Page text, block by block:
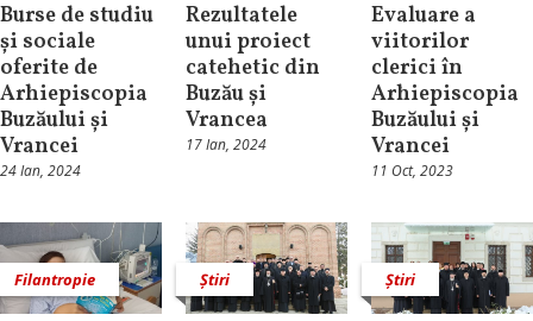
Burse de studiu
și sociale
oferite de
Arhiepiscopia
Buzăului și
Vrancei
24 Ian, 2024
Rezultatele
unui proiect
catehetic din
Buzău și
Vrancea
17 Ian, 2024
Evaluare a
viitorilor
clerici în
Arhiepiscopia
Buzăului și
Vrancei
11 Oct, 2023
Filantropie Știri Știri